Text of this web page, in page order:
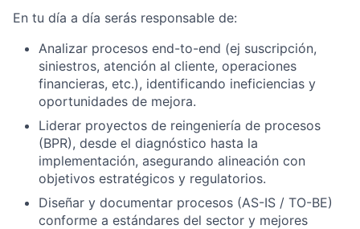
En tu día a día serás responsable de:
Analizar procesos end-to-end (ej suscripción,
siniestros, atención al cliente, operaciones
financieras, etc.), identificando ineficiencias y
oportunidades de mejora.
Liderar proyectos de reingeniería de procesos
(BPR), desde el diagnóstico hasta la
implementación, asegurando alineación con
objetivos estratégicos y regulatorios.
Diseñar y documentar procesos (AS-IS / TO-BE)
conforme a estándares del sector y mejores